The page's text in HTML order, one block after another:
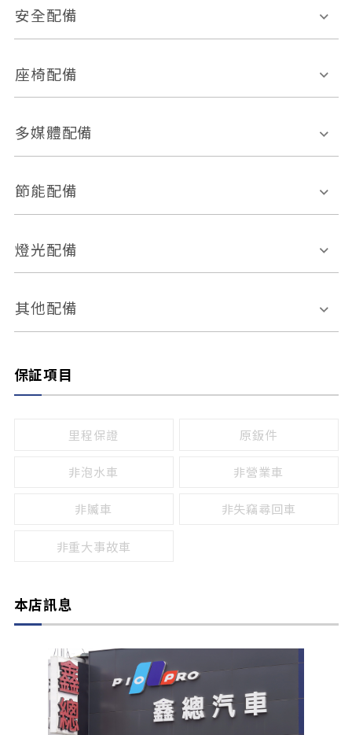
後視鏡方向指示燈
多功能方向盤
恆溫空調
安全配備
前座正面氣囊
ABS防鎖死
車道偏離警示
自動停車系統 盲點偵測系統
倒車雷達
座椅配備
皮椅
無
有
多媒體配備
外部音源接入
節能配備
引擎啟閉系統
燈光配備
感應頭燈
頭燈光源
其他配備
保証項目
里程保證 原鈑件
非泡水車 非營業車
非贓車 非失竊尋回車
非重大事故車
本店訊息